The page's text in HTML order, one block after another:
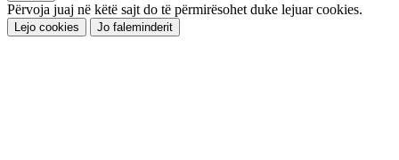
Përvoja juaj në këtë sajt do të përmirësohet duke lejuar cookies.
Lejo cookies Jo faleminderit